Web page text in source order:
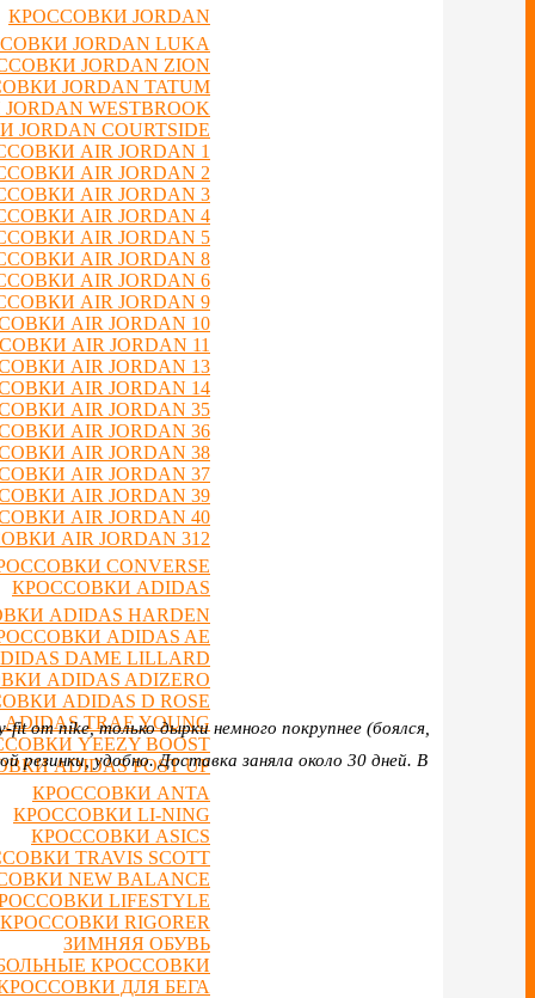
КРОССОВКИ JORDAN
JORDAN LUKA
JORDAN ZION
JORDAN TATUM
WESTBROOK
COURTSIDE
AIR JORDAN 1
AIR JORDAN 2
AIR JORDAN 3
AIR JORDAN 4
AIR JORDAN 5
AIR JORDAN 8
AIR JORDAN 6
AIR JORDAN 9
AIR JORDAN 10
AIR JORDAN 11
AIR JORDAN 13
AIR JORDAN 14
AIR JORDAN 35
AIR JORDAN 36
AIR JORDAN 38
AIR JORDAN 37
AIR JORDAN 39
AIR JORDAN 40
AIR JORDAN 312
CONVERSE
КРОССОВКИ ADIDAS
ADIDAS HARDEN
ADIDAS AE
DAME LILLARD
ADIDAS ADIZERO
ADIDAS D ROSE
TRAE YOUNG
YEEZY BOOST
ADIDAS POST UP
КРОССОВКИ ANTA
КРОССОВКИ LI-NING
КРОССОВКИ ASICS
TRAVIS SCOTT
NEW BALANCE
LIFESTYLE
КРОССОВКИ RIGORER
ЗИМНЯЯ ОБУВЬ
КРОССОВКИ
ДЛЯ БЕГА
nike, только дырки немного покрупнее (боялся,
резинки, удобно. Доставка заняла около 30 дней. В